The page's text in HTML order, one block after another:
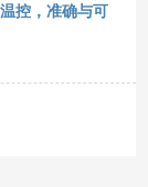
控，准确与可